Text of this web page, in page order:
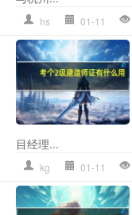
hs 01-11
目经理...
kg 01-11